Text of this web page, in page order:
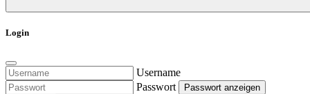
Login
Username
Passwort
Passwort anzeigen